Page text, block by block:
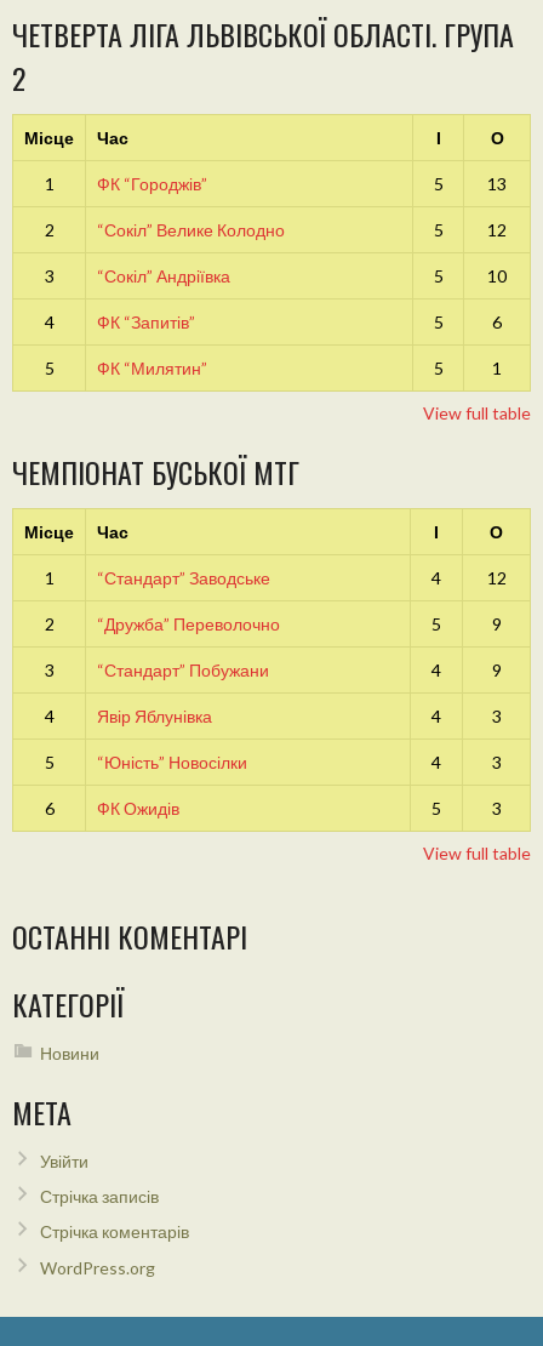
ЧЕТВЕРТА ЛІГА ЛЬВІВСЬКОЇ ОБЛАСТІ. ГРУПА
2
Місце Час І О
1 ФК “Городжів” 5 13
2 “Сокіл” Велике Колодно 5 12
3 “Сокіл” Андріївка 5 10
4 ФК “Запитів” 5 6
5 ФК “Милятин” 5 1
View full table
ЧЕМПІОНАТ БУСЬКОЇ МТГ
Місце Час І О
1 “Стандарт” Заводське 4 12
2 “Дружба” Переволочно 5 9
3 “Стандарт” Побужани 4 9
4 Явір Яблунівка 4 3
5 “Юність” Новосілки 4 3
6 ФК Ожидів 5 3
View full table
ОСТАННІ КОМЕНТАРІ
КАТЕГОРІЇ
Новини
МЕТА
Увійти
Стрічка записів
Стрічка коментарів
WordPress.org